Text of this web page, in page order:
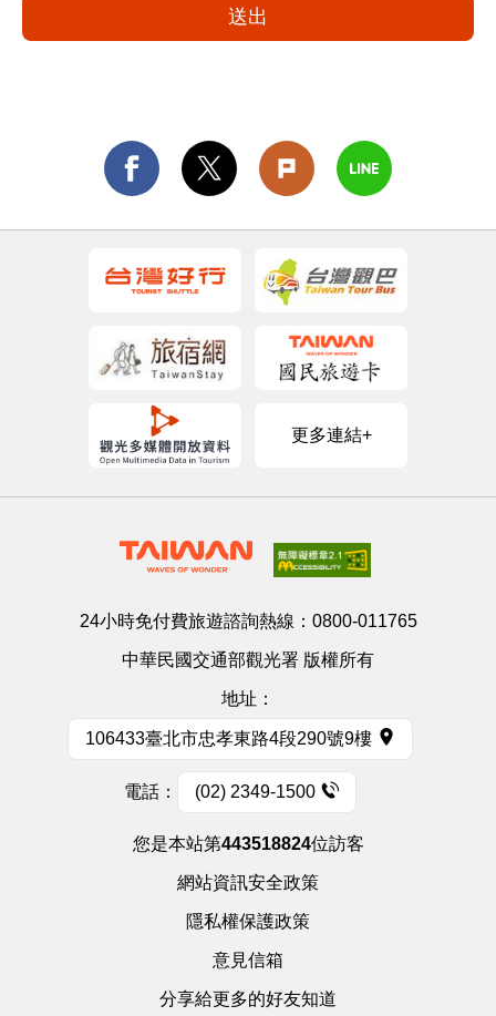
更多連結+
24小時免付費旅遊諮詢熱線： 0800-011765
中華民國交通部觀光署 版權所有
地址：
106433臺北市忠孝東路4段290號9樓
電話： (02) 2349-1500
您是本站第443518824位訪客
網站資訊安全政策
隱私權保護政策
意見信箱
分享給更多的好友知道